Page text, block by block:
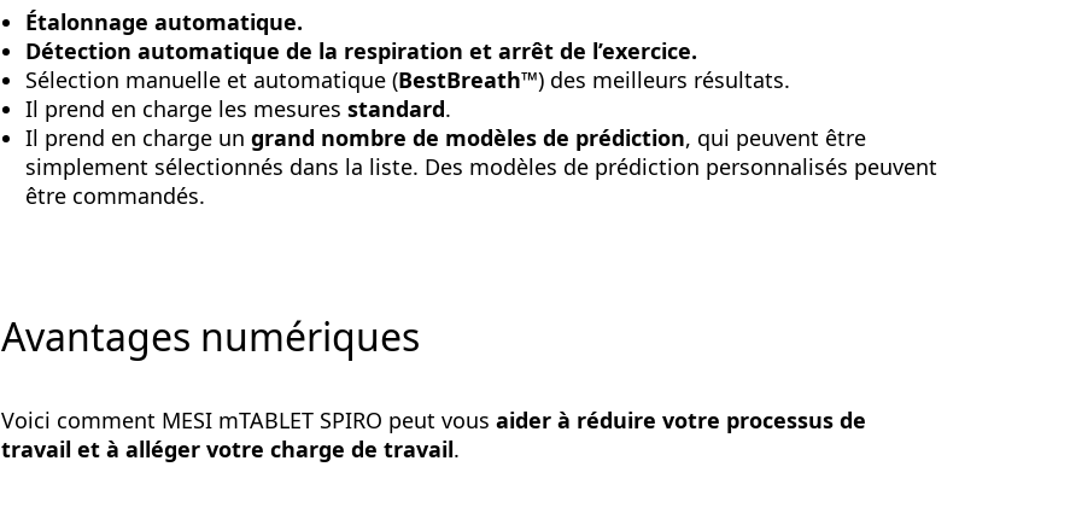
Étalonnage automatique.
Détection automatique de la respiration et arrêt de l’exercice.
Sélection manuelle et automatique (BestBreath™) des meilleurs résultats.
Il prend en charge les mesuresstandard.
Il prend en charge ungrand nombre de modèles de prédiction, qui peuvent être
simplement sélectionnés dans la liste. Des modèles de prédiction personnalisés peuvent
être commandés.
Avantages numériques
Voici comment MESI mTABLET SPIRO peut vousaider à réduire votre processus de
travail et à alléger votre charge de travail.